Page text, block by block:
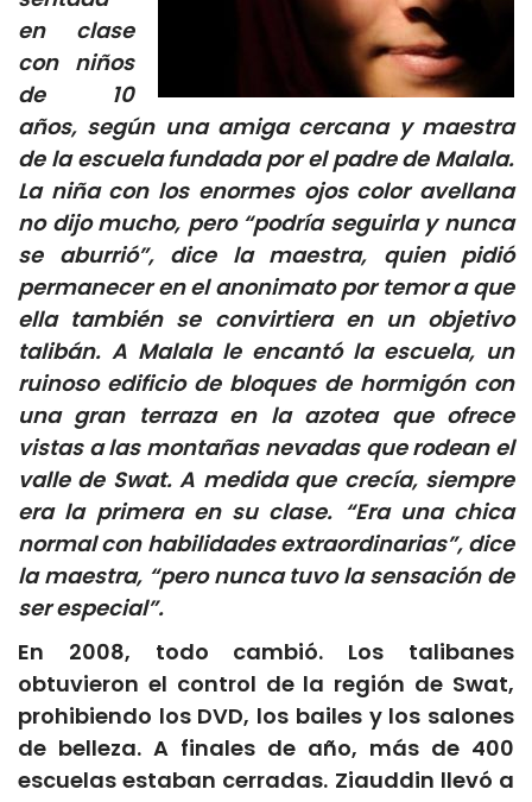
en clase
con niños
de 10
años, según una amiga cercana y maestra
de la escuela fundada por el padre de Malala.
La niña con los enormes ojos color avellana
no dijo mucho, pero “podría seguirla y nunca
se aburrió”, dice la maestra, quien pidió
permanecer en el anonimato por temor a que
ella también se convirtiera en un objetivo
talibán. A Malala le encantó la escuela, un
ruinoso edificio de bloques de hormigón con
una gran terraza en la azotea que ofrece
vistas a las montañas nevadas que rodean el
valle de Swat. A medida que crecía, siempre
era la primera en su clase. “Era una chica
normal con habilidades extraordinarias”, dice
la maestra, “pero nunca tuvo la sensación de
ser especial”.
En 2008, todo cambió. Los talibanes
obtuvieron el control de la región de Swat,
prohibiendo los DVD, los bailes y los salones
de belleza. A finales de año, más de 400
escuelas estaban cerradas. Ziauddin llevó a